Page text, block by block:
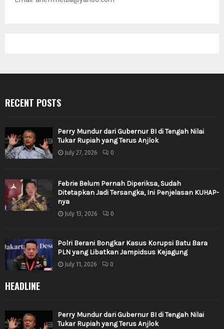
RECENT POSTS
Perry Mundur dari Gubernur BI di Tengah Nilai
Tukar Rupiah yang Terus Anjlok
July 27, 2026 0
Febrie Belum Pernah Diperiksa, Sudah
Ditetapkan Jadi Tersangka, Ini Penjelasan KUHAP-
nya
July 13, 2026 0
Polri Berani Bongkar Kasus Korupsi Batu Bara
PLN yang Libatkan Jampidsus Kejagung
July 11, 2026 0
HEADLINE
Perry Mundur dari Gubernur BI di Tengah Nilai
Tukar Rupiah yang Terus Anjlok